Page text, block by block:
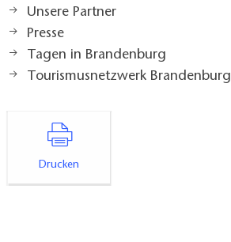
Unsere Partner
Presse
Tagen in Brandenburg
Tourismusnetzwerk Brandenburg
Drucken